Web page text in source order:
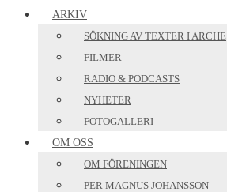
ARKIV
SÖKNING AV TEXTER I ARCHE
FILMER
RADIO & PODCASTS
NYHETER
FOTOGALLERI
OM OSS
OM FÖRENINGEN
PER MAGNUS JOHANSSON